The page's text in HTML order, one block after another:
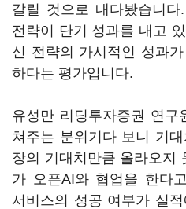
갈릴 것으로 내다봤습니
전략이 단기 성과를 내고
신 전략의 가시적인 성과
하다는 평가입니다.
유성만 리딩투자증권 연구
쳐주는 분위기다 보니 기
장의 기대치만큼 올라오지
가 오픈AI와 협업을 한다
서비스의 성공 여부가 실